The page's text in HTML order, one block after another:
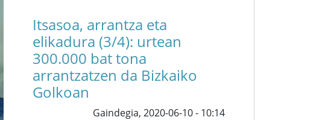
Itsasoa, arrantza eta
elikadura (3/4): urtean
300.000 bat tona
arrantzatzen da Bizkaiko
Golkoan
Gaindegia, 2020-06-10 - 10:14